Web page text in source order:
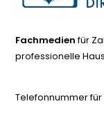
Fachmedienfür
professionelle
Telefonnummer